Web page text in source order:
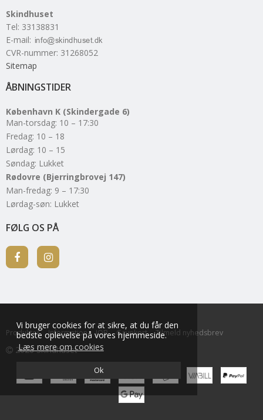
Vi bruger cookies for at sikre, at du får den
bedste oplevelse på vores hjemmeside.
Læs mere om cookies
Ok
Skindhuset
Tel: 33138831
E-mail:
CVR-nummer: 31268052
Sitemap
ÅBNINGSTIDER
København K (Skindergade 6)
Man-torsdag: 10 – 17:30
Fredag: 10 – 18
Lørdag: 10 – 15
Søndag: Lukket
Rødovre (Bjerringbrovej 147)
Man-fredag: 9 – 17:30
Lørdag-søn: Lukket
FØLG OS PÅ
Produkter Information JOB Gavekort Tilmeld nyhedsbrev
2026 Skindhuset